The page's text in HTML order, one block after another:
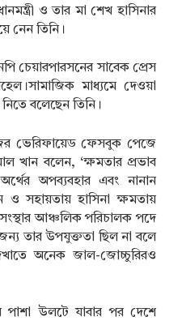
ও তার মা শেখ হাসিনার
নেন তিনি।
চেয়ারপারসনের সাবেক প্রেস
মাধ্যমে দেওয়া
বলেছেন তিনি।
ভেরিফায়েড ফেসবুক পেজে
খান বলেন, ‘ক্ষমতার প্রভাব
অর্থের অপব্যবহার এবং নানান
ও সহায়তায় হাসিনা ক্ষমতায়
সংস্থার আঞ্চলিক পরিচালক পদে
তার উপযুক্ততা ছিল না বলে
অনেক জাল-জোচ্চুরিরও
পাশা উলটে যাবার পর দেশে